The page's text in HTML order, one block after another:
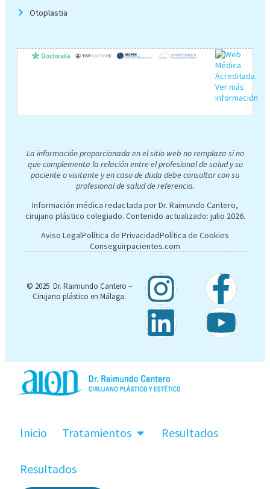
Otoplastia
La información proporcionada en el sitio web no remplaza si no
que complementa la relación entre el profesional de salud y su
paciente o visitante y en caso de duda debe consultar con su
profesional de salud de referencia.
Información médica redactada por Dr. Raimundo Cantero,
cirujano plástico colegiado. Contenido actualizado: julio 2026.
Aviso LegalPolítica de PrivacidadPolítica de Cookies
Conseguirpacientes.com
© 2025 Dr. Raimundo Cantero –
Cirujano plástico en Málaga.
Inicio Tratamientos Resultados
Resultados